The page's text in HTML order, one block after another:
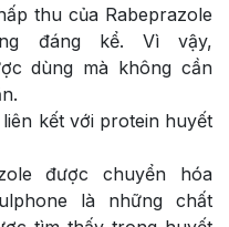
thu của Rabeprazole
đáng kể. Vì vậy,
dùng mà không cần
kết với protein huyết
được chuyển hóa
là những chất